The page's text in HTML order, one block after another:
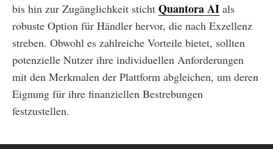
bis hin zur Zugänglichkeit sticht Quantora AI als
robuste Option für Händler hervor, die nach Exzellenz
streben. Obwohl es zahlreiche Vorteile bietet, sollten
potenzielle Nutzer ihre individuellen Anforderungen
mit den Merkmalen der Plattform abgleichen, um deren
Eignung für ihre finanziellen Bestrebungen
festzustellen.